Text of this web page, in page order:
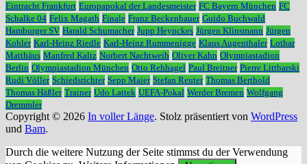
Eintracht Frankfurt Europapokal der Landesmeister FC Bayern München FC
Schalke 04 Felix Magath Finale Franz Beckenbauer Guido Buchwald
Hamburger SV Harald Schumacher Jupp Heynckes Jürgen Klinsmann Jürgen
Kohler Karl-Heinz Riedle Karl-Heinz Rummenigge Klaus Augenthaler Lothar
Matthäus Manfred Kaltz Norbert Nachtweih Oliver Kahn Olympiastadion
Berlin Olympiastadion München Otto Rehhagel Paul Breitner Pierre Littbarski
Rudi Völler Schiedsrichter Sepp Maier Stefan Reuter Thomas Berthold
Thomas Häßler Trainer Udo Lattek UEFA-Pokal Werder Bremen Wolfgang
Dremmler
Copyright © 2026 In voller Länge. Stolz präsentiert von WordPress
und Bam.
Durch die weitere Nutzung der Seite stimmst du der Verwendung